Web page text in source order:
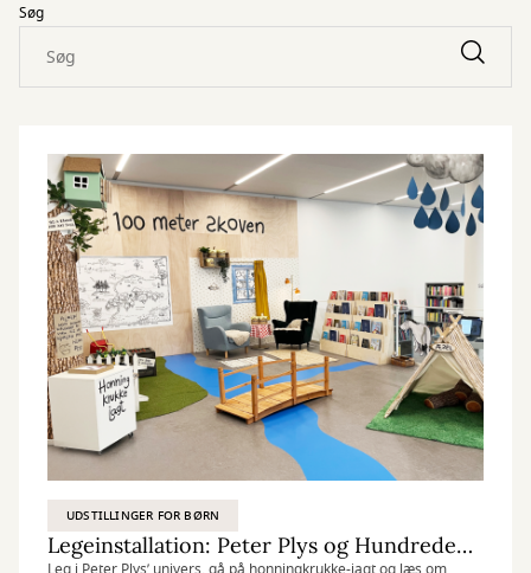
Søg
UDSTILLINGER FOR BØRN
Legeinstallation: Peter Plys og Hundredemeterskoven